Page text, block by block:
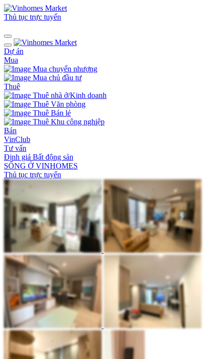
Thủ tục trực tuyến
Dự án
Mua
Mua chuyển nhượng
Mua chủ đầu tư
Thuê
Thuê nhà ở/Kinh doanh
Thuê Văn phòng
Thuê Bán lẻ
Thuê Khu công nghiệp
Bán
VinClub
Tư vấn
Định giá Bất động sản
SỐNG Ở VINHOMES
Thủ tục trực tuyến